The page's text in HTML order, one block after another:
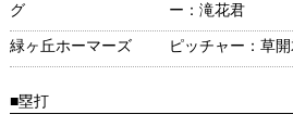
グ
ー：滝花君
緑ヶ丘ホーマーズ ピッチャー：草
■塁打